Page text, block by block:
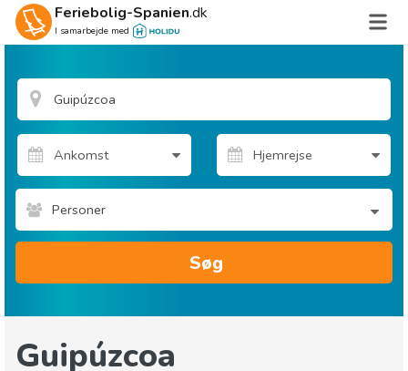
Feriebolig-Spanien.dk
I samarbejde med
Personer
Søg
Guipúzcoa